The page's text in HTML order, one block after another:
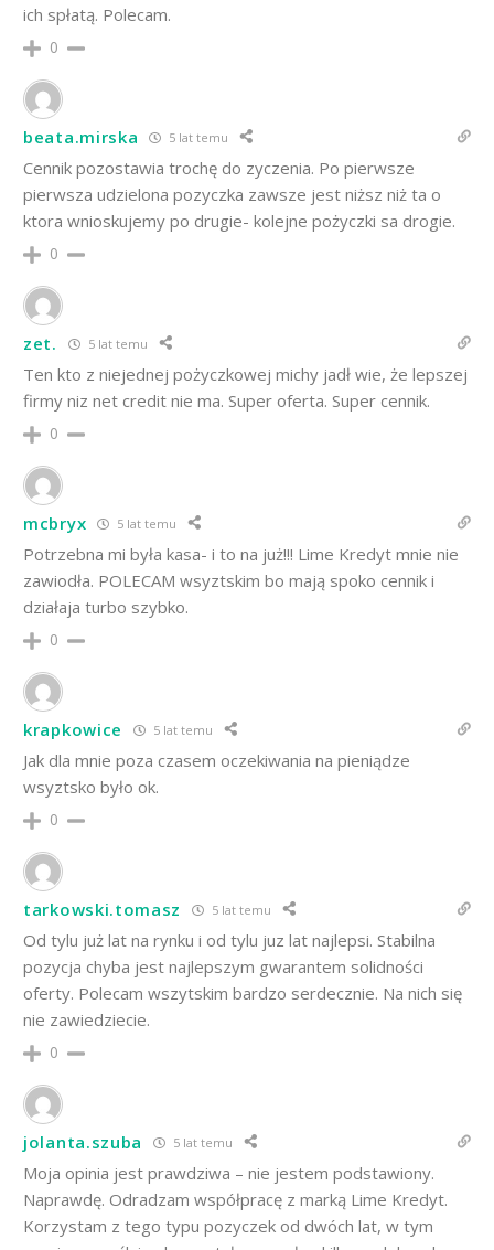
ich spłatą. Polecam.
0
beata.mirska 5 lat temu
Cennik pozostawia trochę do zyczenia. Po pierwsze
pierwsza udzielona pozyczka zawsze jest niższ niż ta o
ktora wnioskujemy po drugie- kolejne pożyczki sa drogie.
0
zet. 5 lat temu
Ten kto z niejednej pożyczkowej michy jadł wie, że lepszej
firmy niz net credit nie ma. Super oferta. Super cennik.
0
mcbryx 5 lat temu
Potrzebna mi była kasa- i to na już!!! Lime Kredyt mnie nie
zawiodła. POLECAM wsyztskim bo mają spoko cennik i
działaja turbo szybko.
0
krapkowice 5 lat temu
Jak dla mnie poza czasem oczekiwania na pieniądze
wsyztsko było ok.
0
tarkowski.tomasz 5 lat temu
Od tylu już lat na rynku i od tylu juz lat najlepsi. Stabilna
pozycja chyba jest najlepszym gwarantem solidności
oferty. Polecam wszytskim bardzo serdecznie. Na nich się
nie zawiedziecie.
0
jolanta.szuba 5 lat temu
Moja opinia jest prawdziwa – nie jestem podstawiony.
Naprawdę. Odradzam współpracę z marką Lime Kredyt.
Korzystam z tego typu pozyczek od dwóch lat, w tym